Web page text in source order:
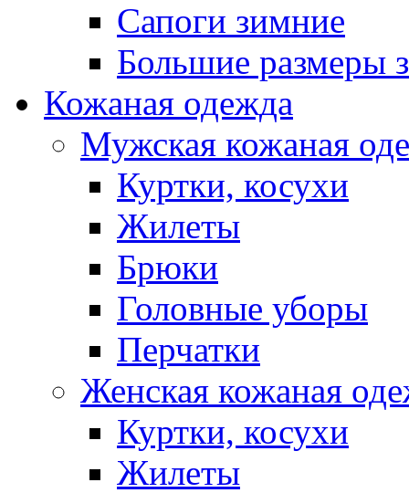
Сапоги зимние
Большие размеры
Кожаная одежда
Мужская кожаная
Куртки, косухи
Жилеты
Брюки
Головные уборы
Перчатки
Женская кожаная
Куртки, косухи
Жилеты